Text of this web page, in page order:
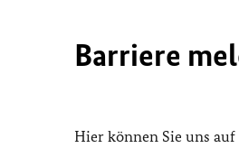
Barriere
Hier können Sie uns